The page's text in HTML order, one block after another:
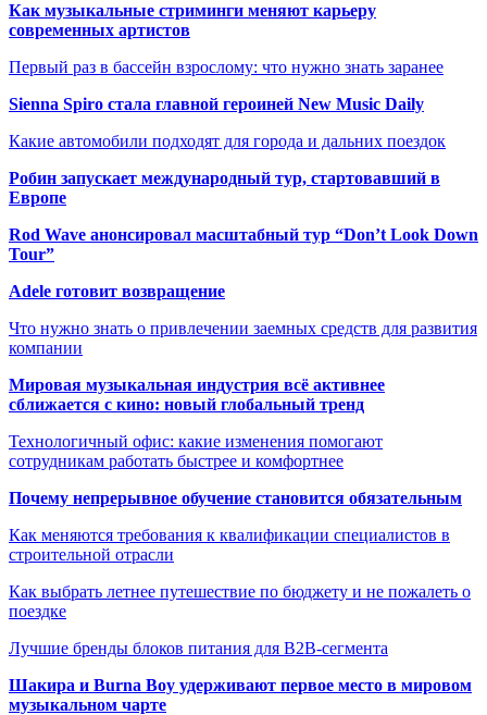
Как музыкальные стриминги меняют карьеру
современных артистов
Первый раз в бассейн взрослому: что нужно знать заранее
Sienna Spiro стала главной героиней New Music Daily
Какие автомобили подходят для города и дальних поездок
Робин запускает международный тур, стартовавший в
Европе
Rod Wave анонсировал масштабный тур “Don’t Look Down
Tour”
Adele готовит возвращение
Что нужно знать о привлечении заемных средств для развития
компании
Мировая музыкальная индустрия всё активнее
сближается с кино: новый глобальный тренд
Технологичный офис: какие изменения помогают
сотрудникам работать быстрее и комфортнее
Почему непрерывное обучение становится обязательным
Как меняются требования к квалификации специалистов в
строительной отрасли
Как выбрать летнее путешествие по бюджету и не пожалеть о
поездке
Лучшие бренды блоков питания для B2B-сегмента
Шакира и Burna Boy удерживают первое место в мировом
музыкальном чарте